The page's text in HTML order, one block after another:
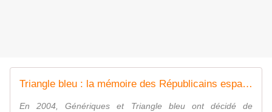
Triangle bleu : la mémoire des Républicains espagnols
En 2004, Génériques et Triangle bleu ont décidé de